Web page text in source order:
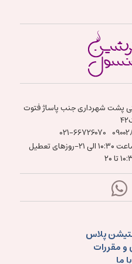
پشت شهرداری جنب پاساژ فتوت
021-66726070
شنبه تا پنجشنبه ساعت ۱۰:۳۰ الی ۲۱-روزهای تعطیل
پلاس
و مقررات
ما